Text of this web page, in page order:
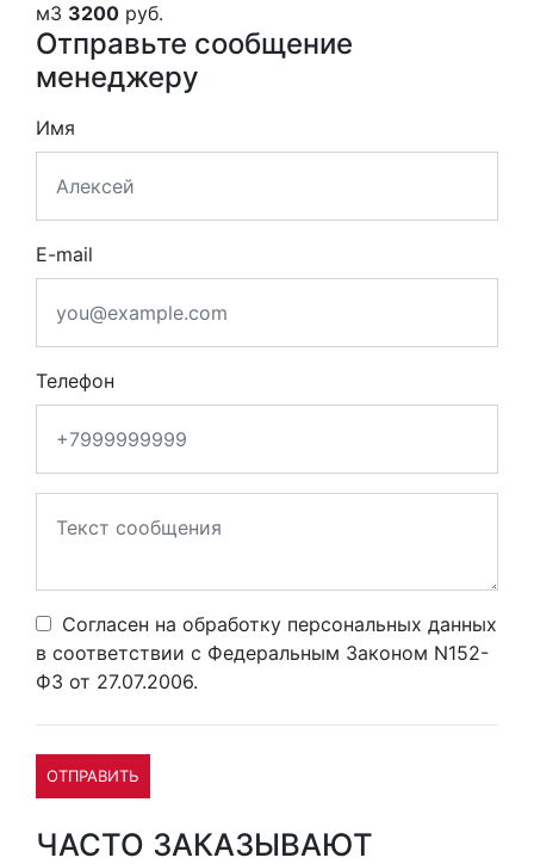
м3 3200 руб.
Отправьте сообщение
менеджеру
Имя
E-mail
Телефон
Согласен на обработку персональных данных
в соответствии с Федеральным Законом N152-
ФЗ от 27.07.2006.
ОТПРАВИТЬ
ЧАСТО ЗАКАЗЫВАЮТ